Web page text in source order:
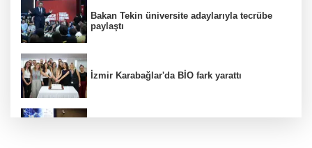
Bakan Tekin üniversite adaylarıyla tecrübe
paylaştı
İzmir Karabağlar'da BİO fark yarattı